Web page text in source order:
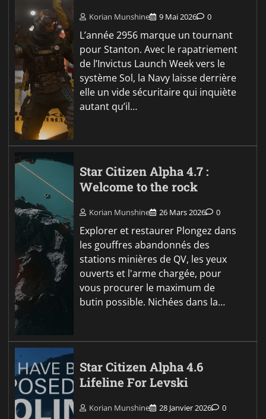
Korian Munshine 9 Mai 2026 0
L’année 2956 marque un tournant
pour Stanton. Avec le rapatriement
de l’Invictus Launch Week vers le
système Sol, la Navy laisse derrière
elle un vide sécuritaire qui inquiète
autant qu’il…
Star Citizen Alpha 4.7 :
Welcome to the rock
Korian Munshine 26 Mars 2026 0
Explorer et restaurer Plongez dans
les gouffres abandonnés des
stations minières de QV, les yeux
ouverts et l'arme chargée, pour
vous procurer le maximum de
butin possible. Nichées dans la…
Star Citizen Alpha 4.6
Lifeline For Levski
Korian Munshine 28 Janvier 2026 0